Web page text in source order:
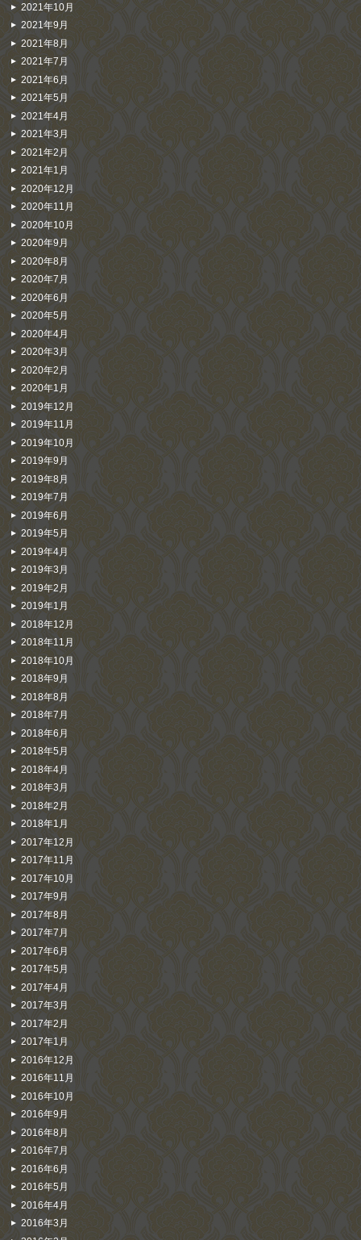
2021年10月
2021年9月
2021年8月
2021年7月
2021年6月
2021年5月
2021年4月
2021年3月
2021年2月
2021年1月
2020年12月
2020年11月
2020年10月
2020年9月
2020年8月
2020年7月
2020年6月
2020年5月
2020年4月
2020年3月
2020年2月
2020年1月
2019年12月
2019年11月
2019年10月
2019年9月
2019年8月
2019年7月
2019年6月
2019年5月
2019年4月
2019年3月
2019年2月
2019年1月
2018年12月
2018年11月
2018年10月
2018年9月
2018年8月
2018年7月
2018年6月
2018年5月
2018年4月
2018年3月
2018年2月
2018年1月
2017年12月
2017年11月
2017年10月
2017年9月
2017年8月
2017年7月
2017年6月
2017年5月
2017年4月
2017年3月
2017年2月
2017年1月
2016年12月
2016年11月
2016年10月
2016年9月
2016年8月
2016年7月
2016年6月
2016年5月
2016年4月
2016年3月